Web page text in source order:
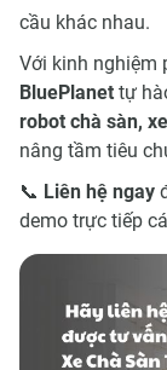
cầu khác nhau.
Với kinh nghiệm
BluePlanet tự
robot chà sàn,
nâng tầm tiêu
📞 Liên hệ ngay
demo trực tiếp